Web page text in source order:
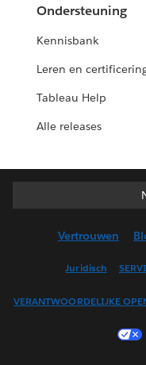
Ondersteuning
Kennisbank
Leren en
Tableau Help
Alle releases
Vertrouwen
Juridisch
VERANTWOORDELIJKE